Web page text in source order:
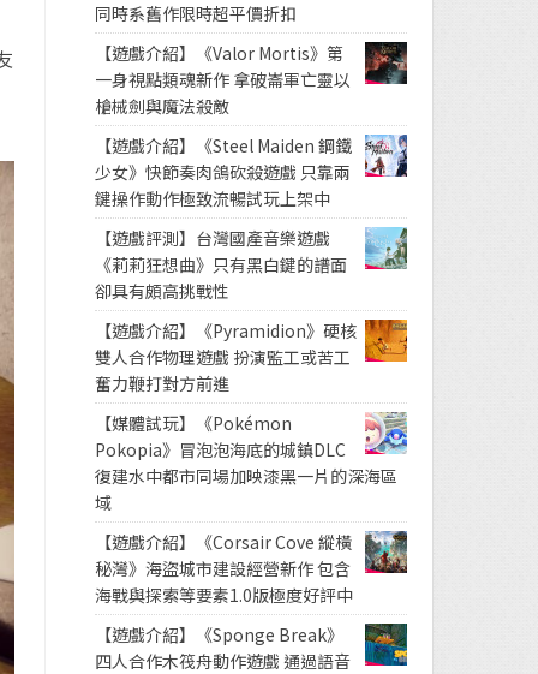
同時系舊作限時超平價折扣
【遊戲介紹】《Valor Mortis》第
一身視點類魂新作 拿破崙軍亡靈以
槍械劍與魔法殺敵
【遊戲介紹】《Steel Maiden 鋼鐵
少女》快節奏肉鴿砍殺遊戲 只靠兩
鍵操作動作極致流暢試玩上架中
【遊戲評測】台灣國產音樂遊戲
《莉莉狂想曲》只有黑白鍵的譜面
卻具有頗高挑戰性
【遊戲介紹】《Pyramidion》硬核
雙人合作物理遊戲 扮演監工或苦工
奮力鞭打對方前進
【媒體試玩】《Pokémon
Pokopia》冒泡泡海底的城鎮DLC
復建水中都市同場加映漆黑一片的深海區
域
【遊戲介紹】《Corsair Cove 縱橫
秘灣》海盜城市建設經營新作 包含
海戰與探索等要素1.0版極度好評中
【遊戲介紹】《Sponge Break》
四人合作木筏舟動作遊戲 通過語音